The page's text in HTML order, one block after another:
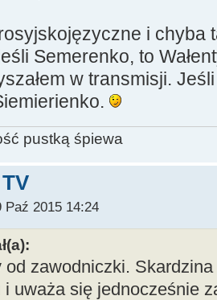
i chyba
Semerenko, to
w transmisji.
pustką śpiewa
Paź 2015 14:24
od zawodniczki. Skardzina
i uważa się jednocześnie